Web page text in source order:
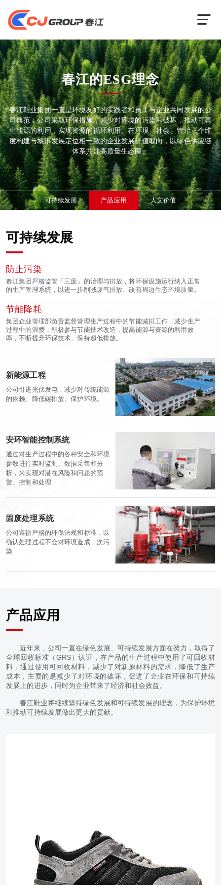
春江的ESG理念
春江鞋业集团一直是环境友好的实践者和员工与企业共同发展的公
司典范，公司采取环保措施，减少对环境的污染和破坏，推动可再
生能源的利用，实现资源的循环利用。在环境、社会、管治三个维
度构建与城市发展定位相一致的企业发展价值取向，以绿色供应链
体系共建高质量生态圈。
可持续发展 产品应用 人文价值
可持续发展
防止污染
春江集团严格监管「三废」的治理与排放，将环保设施运行纳入正常
的生产管理系统，以进一步削减废气排放、改善周边生态环境质量。
节能降耗
集团企业管理部负责监督管理生产过程中的节能减排工作，减少生产
过程中的浪费；积极参与节能技术改造，提高能源与资源的利用效
率，不断提升环保技术、保持超低排放。
新能源工程
公司引进光伏发电，减少对传统能源
的依赖、降低碳排放、保护环境。
安环智能控制系统
通过对生产过程中的各种安全和环境
参数进行实时监测、数据采集和分
析，来实现对潜在风险和问题的预
警、控制和处理
固废处理系统
公司遵循严格的环保法规和标准，以
确认处理过程不会对环境造成二次污
染
产品应用
近年来，公司一直在绿色发展、可持续发展方面在努力，取得了
全球回收标准（GRS）认证，在产品的生产过程中使用了可回收材
料，通过使用可回收材料，减少了对新原材料的需求，降低了生产
成本，主要的是减少了对环境的破坏，促进了企业在环保和可持续
发展上的进步，同时为企业带来了经济和社会效益。
春江鞋业将继续坚持绿色发展和可持续发展的理念，为保护环境
和推动可持续发展做出更大的贡献。